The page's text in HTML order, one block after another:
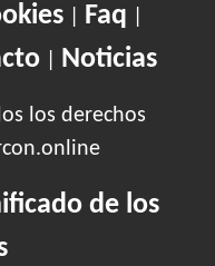
Faq
| Noticias
los derechos
de los